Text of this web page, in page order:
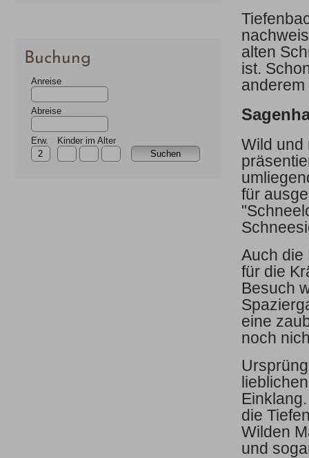
alten
ist.
Wild und
für
Auch die
für die
Besuch
eine
noch
die
Wilden
und
Buchung
Anreise
Abreise
Erw. Kinder im Alter